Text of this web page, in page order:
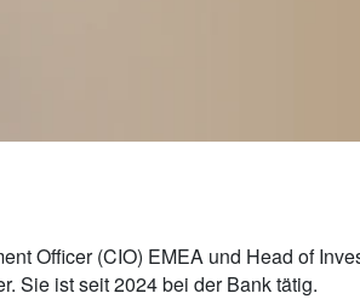
Officer (CIO) EMEA und Head of
Sie ist seit 2024 bei der Bank tätig.